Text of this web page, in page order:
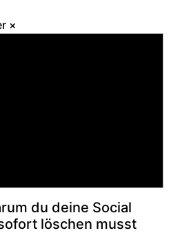
×
du deine Social
löschen musst